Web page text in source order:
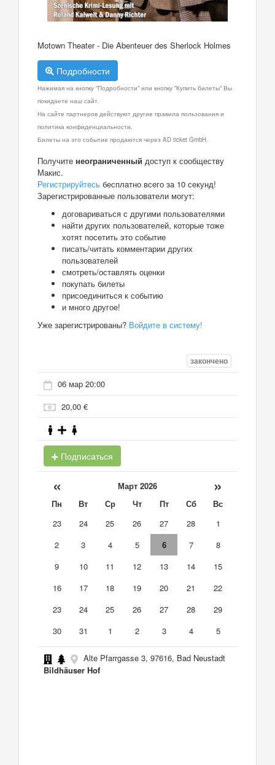
Motown Theater - Die Abenteuer des Sherlock Holmes
Подробности
Нажимая на кнопку "Подробности" или кнопку "Купить билеты" Вы
покидаете наш сайт.
На сайте партнеров действуют другие правила пользования и
политика конфиденциальности.
Билеты на это событие продаются через AD ticket GmbH.
Получите неограниченный доступ к сообществу
Макис.
Регистрируйтесь бесплатно всего за 10 секунд!
Зарегистрированные пользователи могут:
договариваться с другими пользователями
найти других пользователей, которые тоже
хотят посетить это событие
писать/читать комментарии других
пользователей
смотреть/оставлять оценки
покупать билеты
присоединиться к событию
и много другое!
Уже зарегистрированы? Войдите в систему!
закончено
06 мар 20:00
20,00 €
Подписаться
« Март 2026 »
Пн Вт Ср Чт Пт Сб
Вс
23
24 25 26 27 28
1
2
3 4 5 6 7
8
9
10 11 12 13 14
15
16
17 18 19 20 21
22
23
24 25 26 27 28
29
30
31 1 2 3 4 5
Alte Pfarrgasse 3, 97616, Bad Neustadt
Bildhäuser Hof